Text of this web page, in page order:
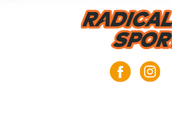
r
v
k
y
ý